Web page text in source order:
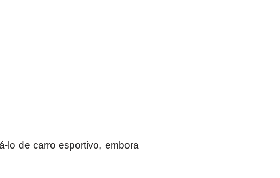
lo de carro esportivo, embora